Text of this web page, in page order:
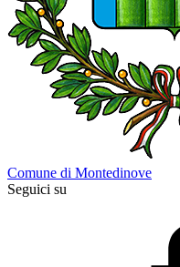
Comune di Montedinove
Seguici su